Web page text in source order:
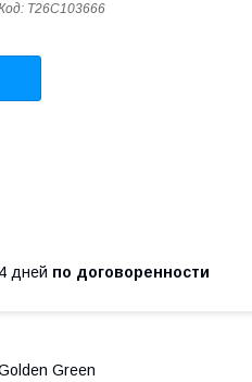
T26C103666
дней по договоренности
Green